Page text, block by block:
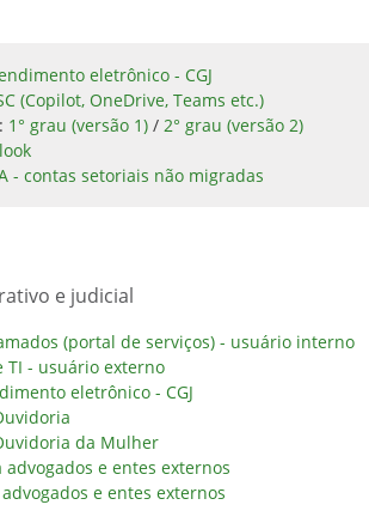
eletrônico - CGJ
(Copilot, OneDrive, Teams etc.)
1° grau (versão 1) / 2° grau (versão 2)
- contas setoriais não migradas
e judicial
(portal de serviços) - usuário interno
TI - usuário externo
eletrônico - CGJ
da Mulher
e entes externos
advogados e entes externos